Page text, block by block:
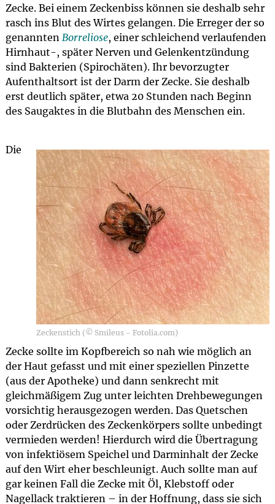
Zecke. Bei einem Zeckenbiss können sie deshalb sehr
rasch ins Blut des Wirtes gelangen. Die Erreger der so
genannten Borreliose, einer schleichend verlaufenden
Hirnhaut-, später Nerven und Gelenkentzündung
sind Bakterien (Spirochäten). Ihr bevorzugter
Aufenthaltsort ist der Darm der Zecke. Sie deshalb
erst deutlich später, etwa 20 Stunden nach Beginn
des Saugaktes in die Blutbahn des Menschen ein.
Zeckenstich (© Smileus - Fotolia.com)
Die
Zecke sollte im Kopfbereich so nah wie möglich an
der Haut gefasst und mit einer speziellen Pinzette
(aus der Apotheke) und dann senkrecht mit
gleichmäßigem Zug unter leichten Drehbewegungen
vorsichtig herausgezogen werden. Das Quetschen
oder Zerdrücken des Zeckenkörpers sollte unbedingt
vermieden werden! Hierdurch wird die Übertragung
von infektiösem Speichel und Darminhalt der Zecke
auf den Wirt eher beschleunigt. Auch sollte man auf
gar keinen Fall die Zecke mit Öl, Klebstoff oder
Nagellack traktieren – in der Hoffnung, dass sie sich